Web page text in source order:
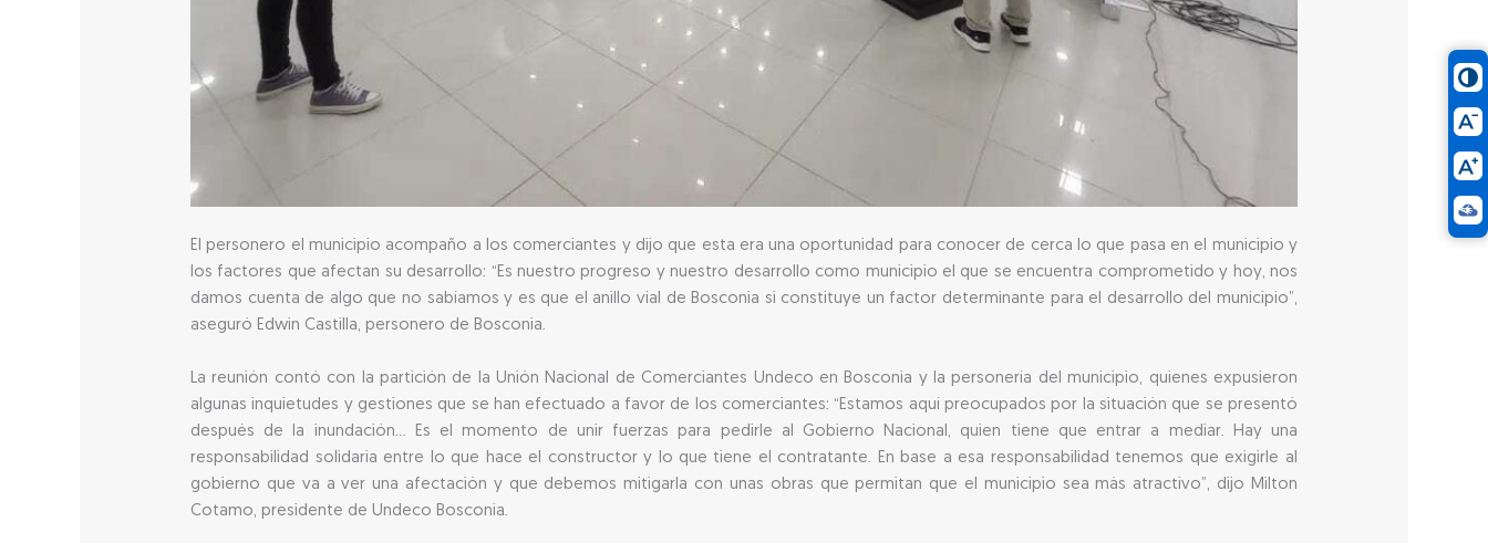
El personero el municipio acompaño a los comerciantes y dijo que esta era una oportunidad para conocer de cerca lo que pasa en el municipio y
los factores que afectan su desarrollo: “Es nuestro progreso y nuestro desarrollo como municipio el que se encuentra comprometido y hoy, nos
damos cuenta de algo que no sabíamos y es que el anillo vial de Bosconia si constituye un factor determinante para el desarrollo del municipio”,
aseguró Edwin Castilla, personero de Bosconia.
La reunión contó con la partición de la Unión Nacional de Comerciantes Undeco en Bosconia y la personería del municipio, quienes expusieron
algunas inquietudes y gestiones que se han efectuado a favor de los comerciantes: “Estamos aquí preocupados por la situación que se presentó
después de la inundación… Es el momento de unir fuerzas para pedirle al Gobierno Nacional, quien tiene que entrar a mediar. Hay una
responsabilidad solidaria entre lo que hace el constructor y lo que tiene el contratante. En base a esa responsabilidad tenemos que exigirle al
gobierno que va a ver una afectación y que debemos mitigarla con unas obras que permitan que el municipio sea más atractivo”, dijo Milton
Cotamo, presidente de Undeco Bosconia.